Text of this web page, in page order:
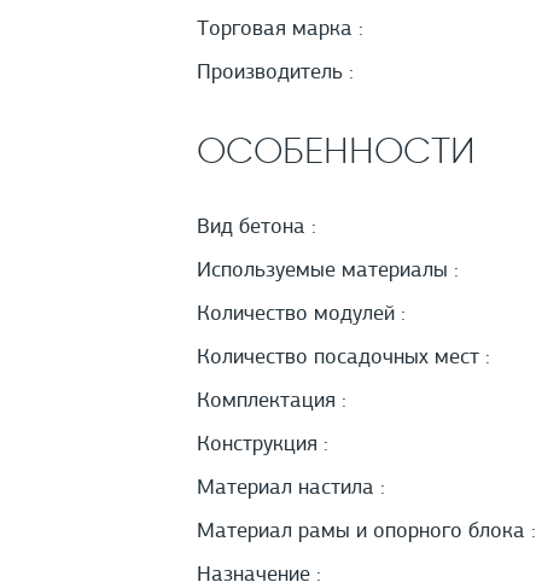
Торговая марка :
Производитель :
ОСОБЕННОСТИ
Вид бетона :
Используемые материалы :
Количество модулей :
Количество посадочных мест :
Комплектация :
Конструкция :
Материал настила :
Материал рамы и опорного блока :
Назначение :